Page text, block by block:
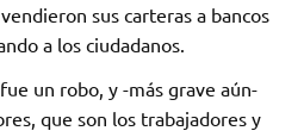
sus carteras a bancos
a los ciudadanos.
un robo, y -más grave aún-
que son los trabajadores y